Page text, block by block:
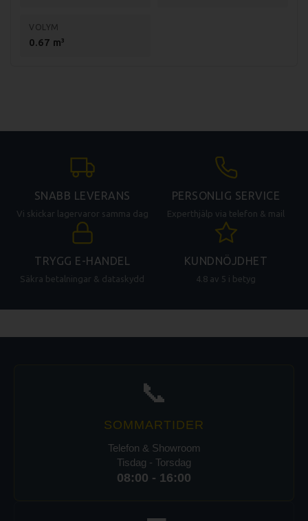
VOLYM
0.67 m³
SNABB LEVERANS
Vi skickar lagervaror samma dag
PERSONLIG SERVICE
Experthjälp via telefon & mail
TRYGG E-HANDEL
Säkra betalningar & dataskydd
KUNDNÖJDHET
4.8 av 5 i betyg
📞
SOMMARTIDER
Telefon & Showroom
Tisdag - Torsdag
08:00 - 16:00